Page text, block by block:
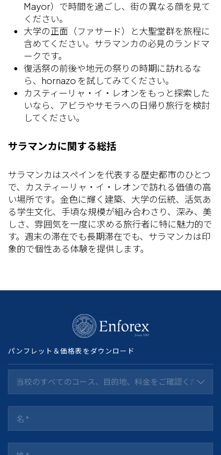
Mayor）で時間を過ごし、街の異なる顔を見て
ください。
大学の正面（ファサード）と大聖堂群を旅程に
含めてください。サラマンカの必見のランドマ
ークです。
復活祭の前後や地元の祭りの時期に訪れるな
ら、hornazo を試してみてください。
カスティーリャ・イ・レオンをもっと探索した
いなら、アビラやサモラへの日帰り旅行を検討
してください。
サラマンカに関する総括
サラマンカはスペインを代表する歴史都市のひとつ
で、カスティーリャ・イ・レオンで訪れる価値の高
い場所です。金色に輝く建築、大学の伝統、活気あ
る学生文化、手頃な規模が組み合わさり、深み、美
しさ、雰囲気を一度に求める旅行者に特に魅力的で
す。週末の滞在でも長期滞在でも、サラマンカは印
象的で個性ある体験を提供します。
パンフレット＆価格表をダウンロード
当校のすべてのコース、目的地、料金をご確認ください *